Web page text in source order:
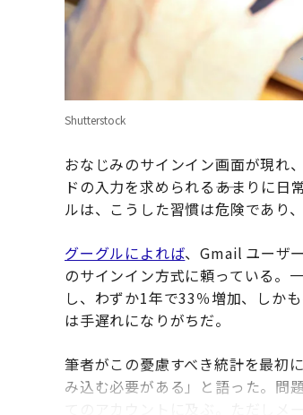
Shutterstock
おなじみのサインイン画面が現れ
ドの入力を求められる――あまりに
ルは、こうした習慣は危険であり
グーグルによれば、Gmail ユーザ
のサインイン方式に頼っている。
し、わずか1年で33％増加、しか
は手遅れになりがちだ。
筆者がこの憂慮すべき統計を最初
み込む必要がある」と語った。問